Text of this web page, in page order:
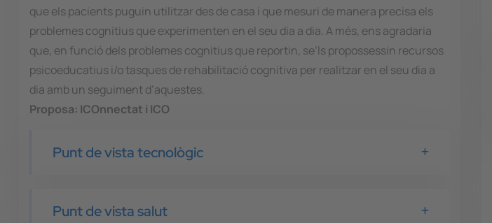
que els pacients puguin utilitzar des de casa i que mesuri de manera precisa els
problemes cognitius que experimenten en el seu dia a dia. A més, ens agradaria
que, en funció dels problemes cognitius que reportin, se’ls propossessin recursos
psicoeducatius i/o tasques de rehabilitació cognitiva per realitzar en el seu dia a
dia amb un seguiment d’aquestes.
Proposa: ICOnnectat i ICO
Punt de vista tecnològic
Punt de vista salut